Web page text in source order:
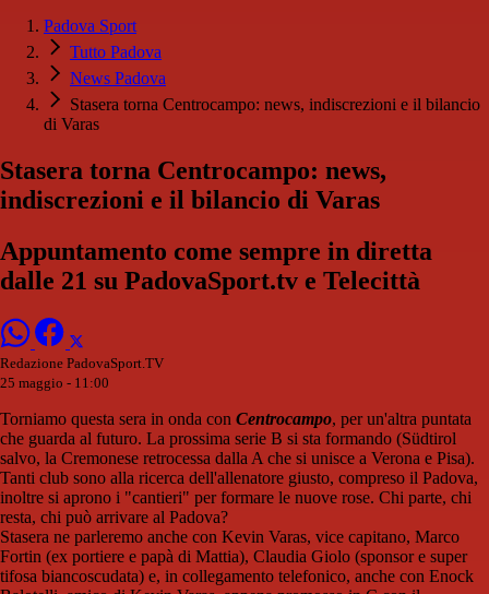
Padova Sport
Tutto Padova
News Padova
Stasera torna Centrocampo: news, indiscrezioni e il bilancio
di Varas
Stasera torna Centrocampo: news,
indiscrezioni e il bilancio di Varas
Appuntamento come sempre in diretta
dalle 21 su PadovaSport.tv e Telecittà
Redazione PadovaSport.TV
25 maggio - 11:00
Torniamo questa sera in onda con Centrocampo, per un'altra puntata
che guarda al futuro. La prossima serie B si sta formando (Südtirol
salvo, la Cremonese retrocessa dalla A che si unisce a Verona e Pisa).
Tanti club sono alla ricerca dell'allenatore giusto, compreso il Padova,
inoltre si aprono i "cantieri" per formare le nuove rose. Chi parte, chi
resta, chi può arrivare al Padova?
Stasera ne parleremo anche con Kevin Varas, vice capitano, Marco
Fortin (ex portiere e papà di Mattia), Claudia Giolo (sponsor e super
tifosa biancoscudata) e, in collegamento telefonico, anche con Enock